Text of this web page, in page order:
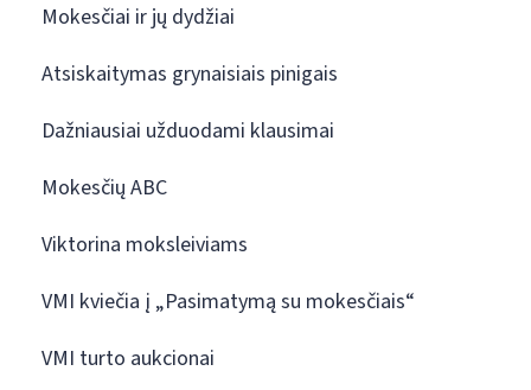
Mokesčiai ir jų dydžiai
Atsiskaitymas grynaisiais pinigais
Dažniausiai užduodami klausimai
Mokesčių ABC
Viktorina moksleiviams
VMI kviečia į „Pasimatymą su mokesčiais“
VMI turto aukcionai